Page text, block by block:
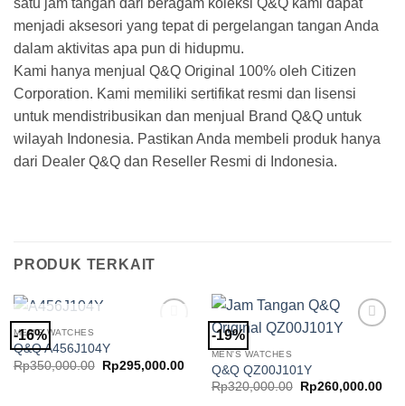
satu jam tangan dari beragam koleksi Q&Q kami dapat
menjadi aksesori yang tepat di pergelangan tangan Anda
dalam aktivitas apa pun di hidupmu.
Kami hanya menjual Q&Q Original 100% oleh Citizen
Corporation. Kami memiliki sertifikat resmi dan lisensi
untuk mendistribusikan dan menjual Brand Q&Q untuk
wilayah Indonesia. Pastikan Anda membeli produk hanya
dari Dealer Q&Q dan Reseller Resmi di Indonesia.
PRODUK TERKAIT
-16% STOK HABIS
MEN'S WATCHES
Q&Q A456J104Y
Rp350,000.00
Harga
aslinya
Rp295,000.00Harga
-19%
MEN'S WATCHES
Q&Q QZ00J101Y
Rp320,000.00
Harga
aslinya
Rp260,000.00